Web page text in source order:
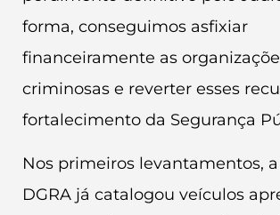
forma, conseguimos asfixiar
financeiramente as
criminosas e reverter esses
fortalecimento da Segurança
Nos primeiros levantamentos,
DGRA já catalogou veículos